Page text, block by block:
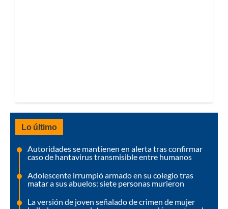
Lo último
Autoridades se mantienen en alerta tras confirmar
caso de hantavirus transmisible entre humanos
Adolescente irrumpió armado en su colegio tras
matar a sus abuelos: siete personas murieron
La versión de joven señalado de crimen de mujer